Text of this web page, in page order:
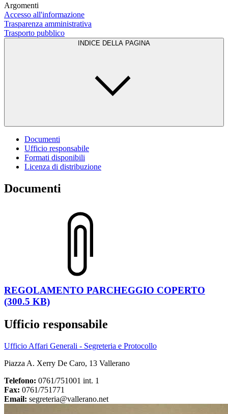
Argomenti
Accesso all'informazione
Trasparenza amministrativa
Trasporto pubblico
INDICE DELLA PAGINA
Documenti
Ufficio responsabile
Formati disponibili
Licenza di distribuzione
Documenti
REGOLAMENTO PARCHEGGIO COPERTO
(300.5 KB)
Ufficio responsabile
Ufficio Affari Generali - Segreteria e Protocollo
Piazza A. Xerry De Caro, 13 Vallerano
Telefono: 0761/751001 int. 1
Fax: 0761/751771
Email: segreteria@vallerano.net